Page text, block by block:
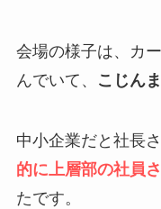
会場の様子は、カ
んでいて、
こじん
中小企業だと社長
的に上層部の社員
たです。